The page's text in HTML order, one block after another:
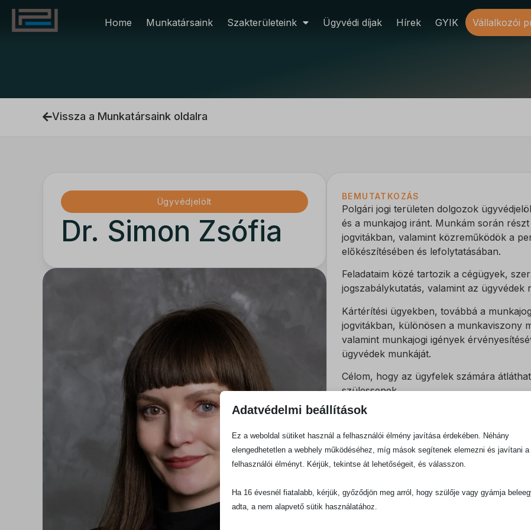
Home Munkatársaink Szakterületeink Ügyvédi díjak Hírek GYIK Vállalkozói
Vissza a Munkatársaink oldalra
Ügyvédjelölt
Dr. Simon Zsófia
BEMUTATKOZÁS
Polgári jogi területen dolgozok
és a munkajog iránt. Munkám során
jogvitákban, valamint közreműködök a
előkészítésében és lefolytatásában.
Feladataim közé tartozik a cégügyek,
jogszabálykutatás, valamint az ügyvédek
Kártérítési ügyekben, továbbá a
jogvitákban, különösen a munkaviszony
valamint munkajogi igények
ügyvédek munkáját.
Célom, hogy az ügyfelek számára
szülessenek.
SZAKMAI FILOZÓFIA
Munkám során a szakmai
megoldáskeresést tartom a
munka nemcsak hatékonyabbá teszi
is nagyobb biztonságot és
Adatvédelmi beállítások
Ez a weboldal sütiket használ a felhasználói élmény javítása érdekében. Néhány
elengedhetetlen a webhely működéséhez, míg mások segítenek elemezni és javítani a
felhasználói élményt. Kérjük, tekintse át lehetőségeit, és válasszon.
Ha 16 évesnél fiatalabb, kérjük, győződjön meg arról, hogy szülője vagy gyámja
adta, a nem alapvető sütik használatához.